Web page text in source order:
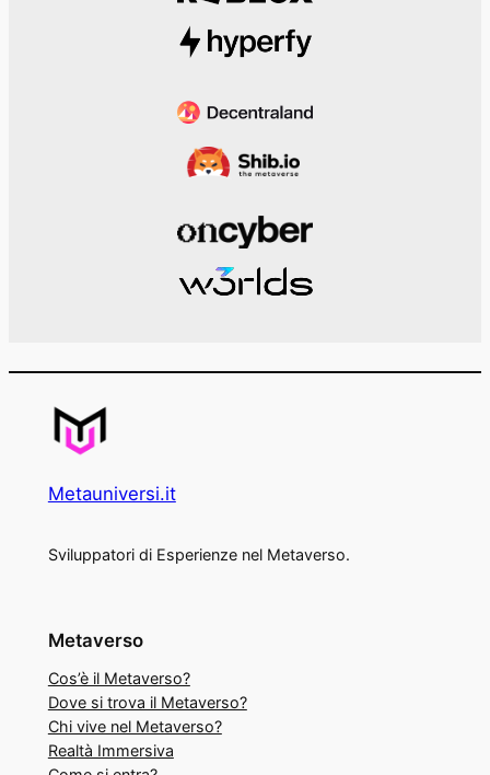
Metauniversi.it
Sviluppatori di Esperienze nel Metaverso.
Metaverso
Cos’è il Metaverso?
Dove si trova il Metaverso?
Chi vive nel Metaverso?
Realtà Immersiva